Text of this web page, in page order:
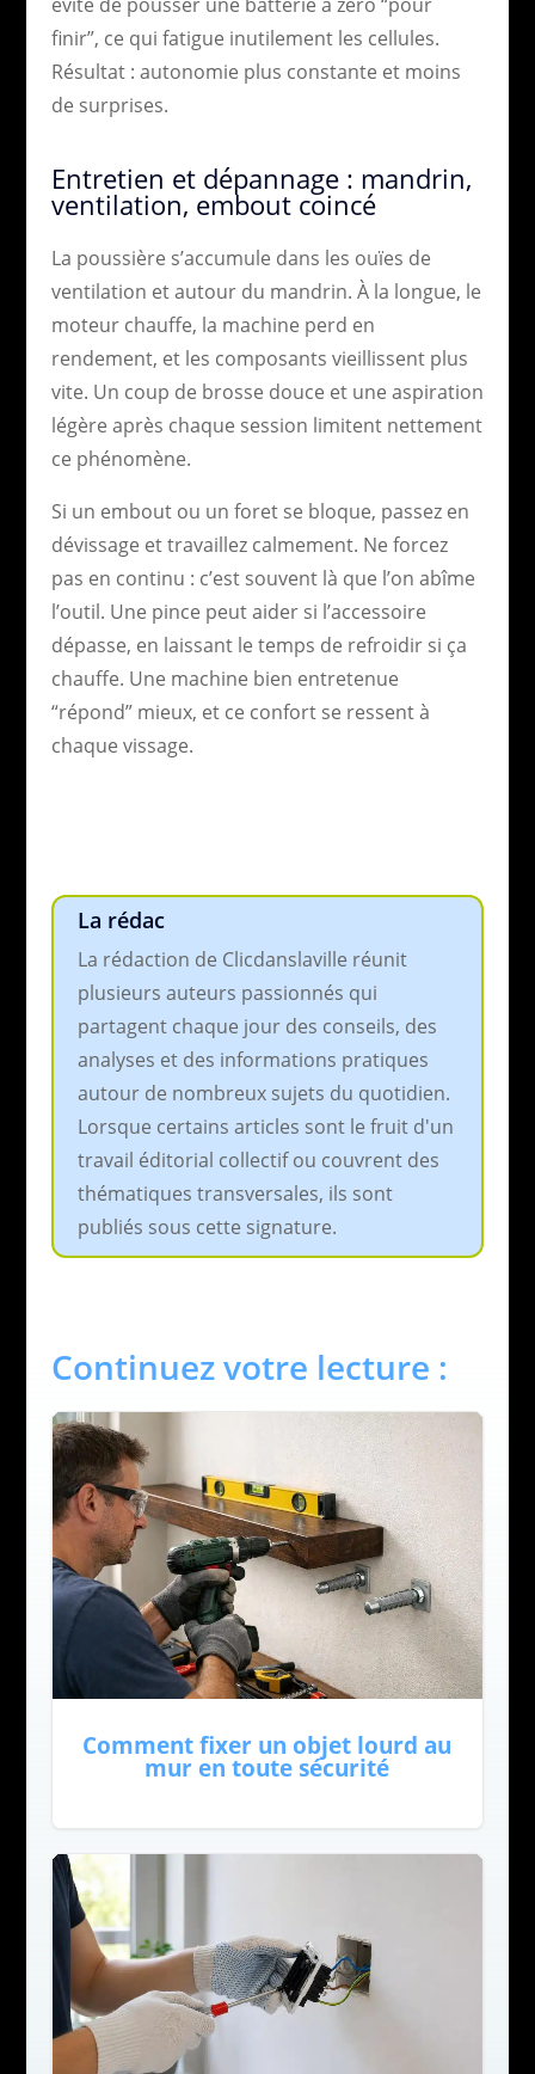
finir”, ce qui fatigue inutilement les cellules.
Résultat : autonomie plus constante et moins
de surprises.
Entretien et dépannage : mandrin,
ventilation, embout coincé
La poussière s’accumule dans les ouïes de
ventilation et autour du mandrin. À la longue, le
moteur chauffe, la machine perd en
rendement, et les composants vieillissent plus
vite. Un coup de brosse douce et une aspiration
légère après chaque session limitent nettement
ce phénomène.
Si un embout ou un foret se bloque, passez en
dévissage et travaillez calmement. Ne forcez
pas en continu : c’est souvent là que l’on abîme
l’outil. Une pince peut aider si l’accessoire
dépasse, en laissant le temps de refroidir si ça
chauffe. Une machine bien entretenue
“répond” mieux, et ce confort se ressent à
chaque vissage.
La rédac
La rédaction de Clicdanslaville réunit
plusieurs auteurs passionnés qui
partagent chaque jour des conseils, des
analyses et des informations pratiques
autour de nombreux sujets du quotidien.
Lorsque certains articles sont le fruit d'un
travail éditorial collectif ou couvrent des
thématiques transversales, ils sont
publiés sous cette signature.
Continuez votre lecture :
Comment fixer un objet lourd au
mur en toute sécurité